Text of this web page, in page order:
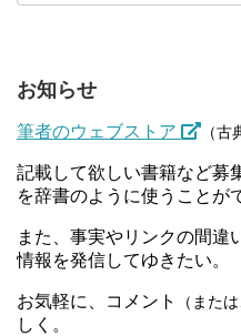
お知らせ
筆者のウェブストア （古
記載して欲しい書籍など募
を辞書のように使うことが
また、事実やリンクの間違
情報を発信してゆきたい。
お気軽に、コメント （または
しく。